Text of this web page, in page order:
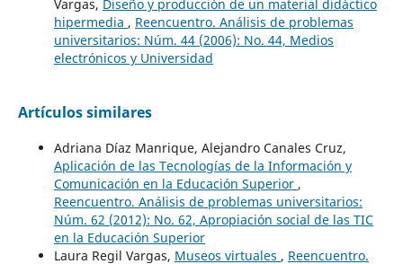
Vargas, Diseño y producción de un material didáctico
hipermedia , Reencuentro. Análisis de problemas
universitarios: Núm. 44 (2006): No. 44, Medios
electrónicos y Universidad
Artículos similares
Adriana Díaz Manrique, Alejandro Canales Cruz,
Aplicación de las Tecnologías de la Información y
Comunicación en la Educación Superior ,
Reencuentro. Análisis de problemas universitarios:
Núm. 62 (2012): No. 62, Apropiación social de las TIC
en la Educación Superior
Laura Regil Vargas, Museos virtuales , Reencuentro.